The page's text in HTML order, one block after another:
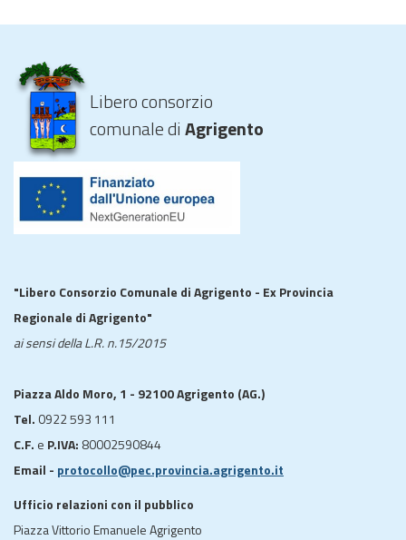
Libero consorzio
comunale diAgrigento
"Libero Consorzio Comunale di Agrigento - Ex Provincia
Regionale di Agrigento"
ai sensi della L.R. n.15/2015
Piazza Aldo Moro, 1 - 92100 Agrigento (AG.)
Tel. 0922 593 111
C.F. e P.IVA: 80002590844
Email - protocollo@pec.provincia.agrigento.it
Ufficio relazioni con il pubblico
Piazza Vittorio Emanuele Agrigento